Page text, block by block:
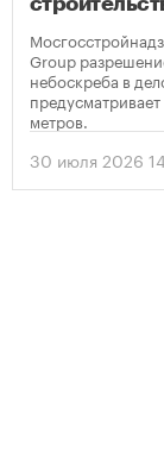
Group
небоскреба в
метров.
30 июля 2026